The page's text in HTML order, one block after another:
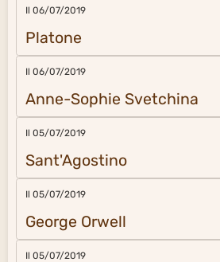
Il 06/07/2019
Platone
Il 06/07/2019
Anne-Sophie Svetchina
Il 05/07/2019
Sant'Agostino
Il 05/07/2019
George Orwell
Il 05/07/2019